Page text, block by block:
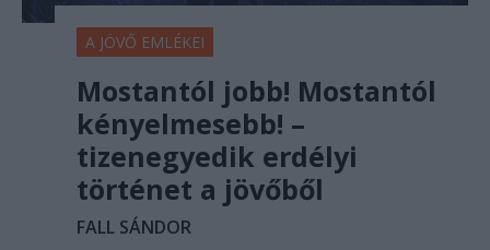
A JÖVŐ EMLÉKEI
Mostantól jobb! Mostantól
kényelmesebb! –
tizenegyedik erdélyi
történet a jövőből
FALL SÁNDOR